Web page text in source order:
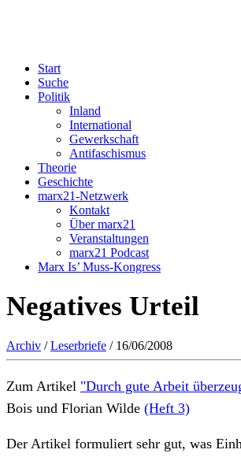
Start
Suche
Politik
Inland
International
Gewerkschaft
Antifaschismus
Theorie
Geschichte
marx21-Netzwerk
Kontakt
Über marx21
Veranstaltungen
marx21 Podcast
Marx Is’ Muss-Kongress
Negatives Urteil
Archiv /Leserbriefe / 16/06/2008
Zum Artikel "Durch gute Arbeit
Bois und Florian Wilde (Heft 3)
Der Artikel formuliert sehr gut, was